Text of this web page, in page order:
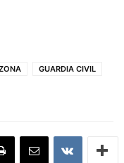
GUARDIA CIVIL